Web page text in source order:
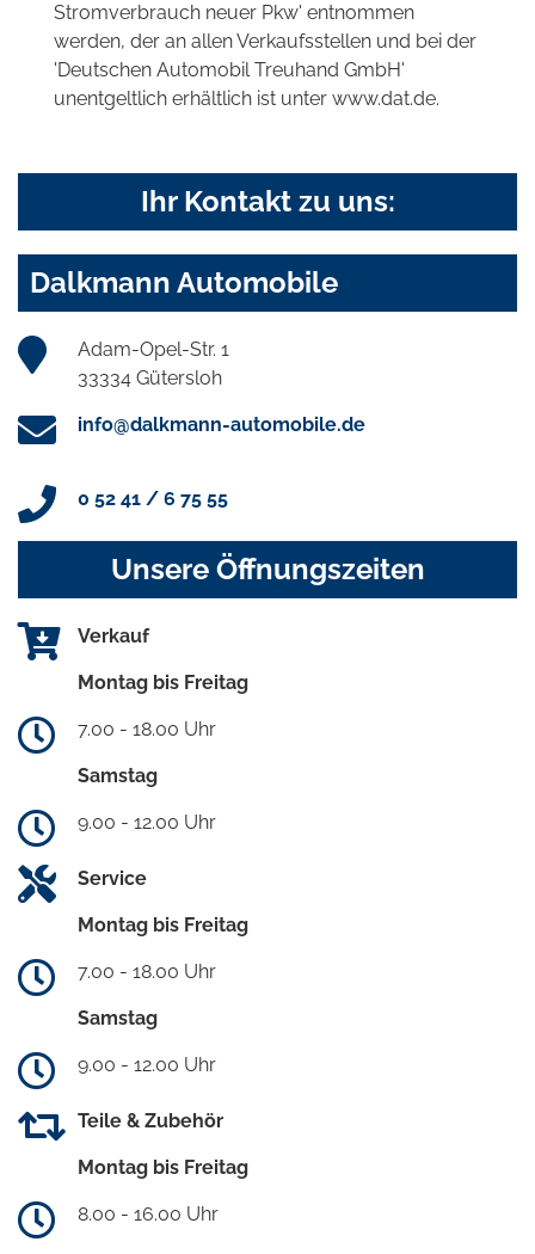
Stromverbrauch neuer Pkw' entnommen
werden, der an allen Verkaufsstellen und bei der
'Deutschen Automobil Treuhand GmbH'
unentgeltlich erhältlich ist unter www.dat.de.
Ihr Kontakt zu uns:
Dalkmann Automobile
Adam-Opel-Str. 1
33334 Gütersloh
info@dalkmann-automobile.de
0 52 41 / 6 75 55
Unsere Öffnungszeiten
Verkauf
Montag bis Freitag
7.00 - 18.00 Uhr
Samstag
9.00 - 12.00 Uhr
Service
Montag bis Freitag
7.00 - 18.00 Uhr
Samstag
9.00 - 12.00 Uhr
Teile & Zubehör
Montag bis Freitag
8.00 - 16.00 Uhr